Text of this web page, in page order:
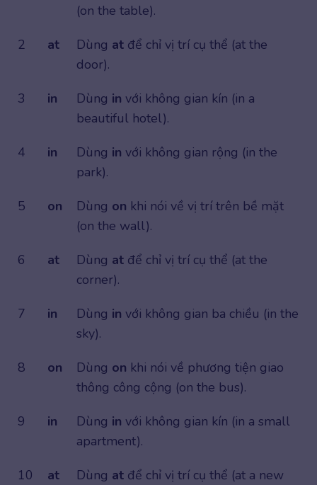
(on the table).
2
at Dùng at để chỉ vị trí cụ thể (at the
door).
3
in Dùng in với không gian kín (in a
beautiful hotel).
4
in Dùng in với không gian rộng (in the
park).
5
on Dùng on khi nói về vị trí trên bề mặt
(on the wall).
6
at Dùng at để chỉ vị trí cụ thể (at the
corner).
7
in Dùng in với không gian ba chiều (in the
sky).
8
on Dùng on khi nói về phương tiện giao
thông công cộng (on the bus).
9
in Dùng in với không gian kín (in a small
apartment).
10
at Dùng at để chỉ vị trí cụ thể (at a new